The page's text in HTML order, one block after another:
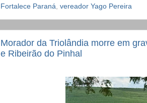
Fortalece Paraná vereador Yago Pereira
Morador da Triolândia morre em
e Ribeirão do Pinhal